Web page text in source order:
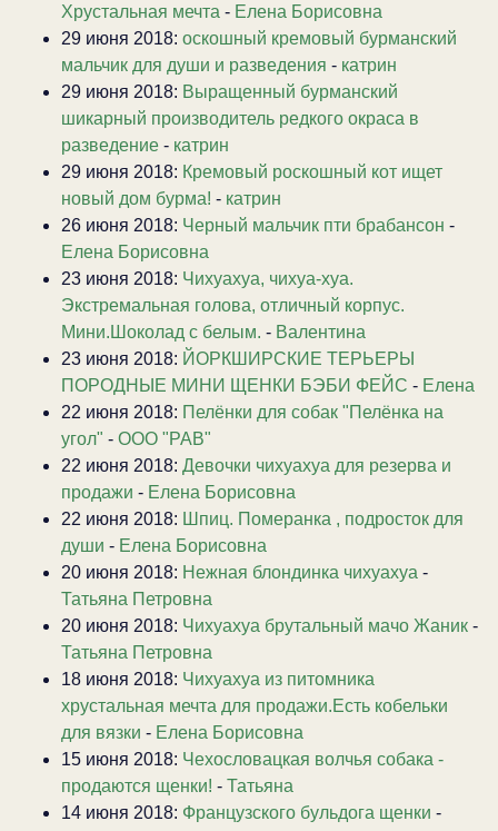
Хрустальная мечта - Елена Борисовна
29 июня 2018: оскошный кремовый бурманский
мальчик для души и разведения - катрин
29 июня 2018: Выращенный бурманский
шикарный производитель редкого окраса в
разведение - катрин
29 июня 2018: Кремовый роскошный кот ищет
новый дом бурма! - катрин
26 июня 2018: Черный мальчик пти брабансон -
Елена Борисовна
23 июня 2018: Чихуахуа, чихуа-хуа.
Экстремальная голова, отличный корпус.
Мини.Шоколад с белым. - Валентина
23 июня 2018: ЙОРКШИРСКИЕ ТЕРЬЕРЫ
ПОРОДНЫЕ МИНИ ЩЕНКИ БЭБИ ФЕЙС - Елена
22 июня 2018: Пелёнки для собак "Пелёнка на
угол" - ООО "РАВ"
22 июня 2018: Девочки чихуахуа для резерва и
продажи - Елена Борисовна
22 июня 2018: Шпиц. Померанка , подросток для
души - Елена Борисовна
20 июня 2018: Нежная блондинка чихуахуа -
Татьяна Петровна
20 июня 2018: Чихуахуа брутальный мачо Жаник -
Татьяна Петровна
18 июня 2018: Чихуахуа из питомника
хрустальная мечта для продажи.Есть кобельки
для вязки - Елена Борисовна
15 июня 2018: Чехословацкая волчья собака -
продаются щенки! - Татьяна
14 июня 2018: Французского бульдога щенки -